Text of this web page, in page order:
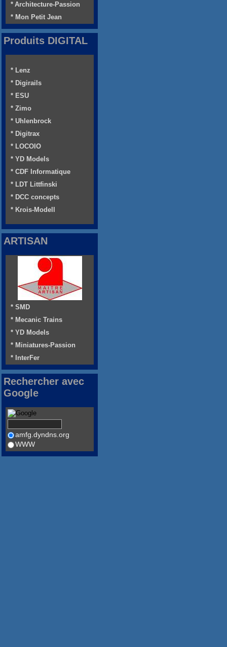
* Architecture-Passion
* Mon Petit Jean
Produits DIGITAL
* Lenz
* Digirails
* ESU
* Zimo
* Uhlenbrock
* Digitrax
* LOCOIO
* YD Models
* CDF Informatique
* LDT Littfinski
* DCC concepts
* Krois-Modell
ARTISAN
* SMD
* Mecanic Trains
* YD Models
* Miniatures-Passion
* InterFer
Rechercher avec
Google
amfg.dyndns.org
WWW